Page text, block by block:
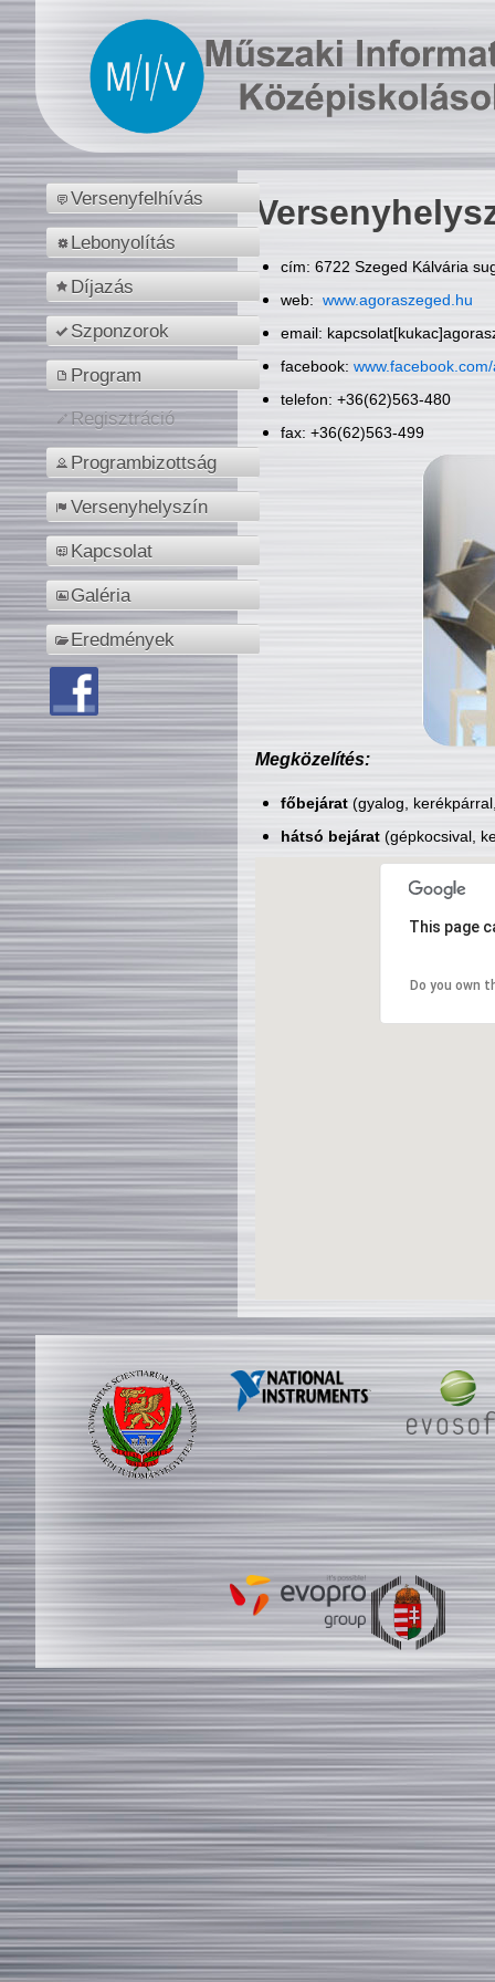
Versenyfelhívás
Lebonyolítás
Díjazás
Szponzorok
Program
Regisztráció
Programbizottság
Versenyhelyszín
Kapcsolat
Galéria
Eredmények
cím: 6722 Szeged Kálvária
web: www.agoraszeged.hu
email:
facebook:
telefon: +36(62)563-480
fax: +36(62)563-499
Megközelítés:
főbejárat(gyalog,
hátsó bejárat(gépkocsival,
This page
Do you own